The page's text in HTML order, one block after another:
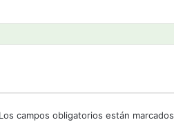
Los campos obligatorios están marcados